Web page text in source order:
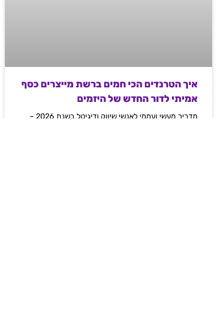
איך הטרנדים הכי חמים ברשת מייצרים כסף
אמיתי לדור החדש של היזמים
מדריך מעשי ועממי לאנשי שיווק ודיגיטל בשנת 2026 –